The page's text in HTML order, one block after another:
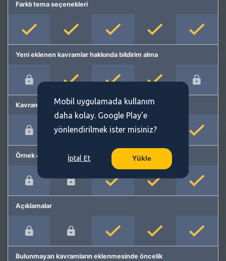
Farklı tema seçenekleri
Yeni eklenen kavramlar hakkında bildirim alma
Kavram önerme
Örnek cümleler
Açıklamalar
Bulunmayan kavramların eklenmesinde öncelik
Mobil uygulamada kullanım
daha kolay. Google Play'e
yönlendirilmek ister misiniz?
İptal Et Yükle